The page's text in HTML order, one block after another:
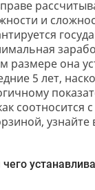
и
размере она
5 лет,
соотносится с